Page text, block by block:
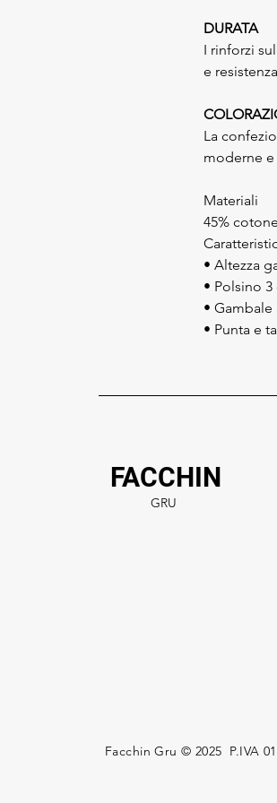
DURATA
I rinforzi
e
La
moderne e
Materiali
45%
• Altezza
• Polsino 3
• Gambale
• Punta e
FACCHIN
GRU
Facchin Gru © 2025 P.IVA